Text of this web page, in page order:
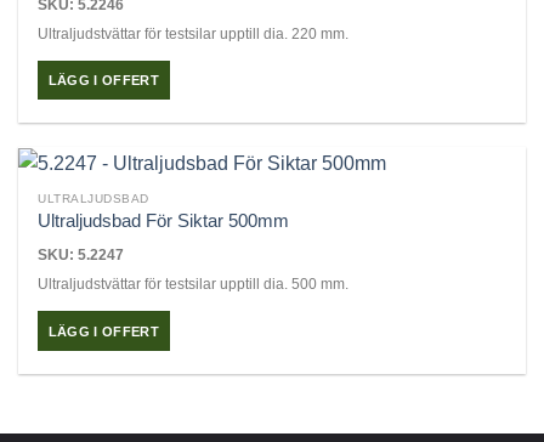
SKU: 5.2246
Ultraljudstvättar för testsilar upptill dia. 220 mm.
LÄGG I OFFERT
ULTRALJUDSBAD
Ultraljudsbad För Siktar 500mm
SKU: 5.2247
Ultraljudstvättar för testsilar upptill dia. 500 mm.
LÄGG I OFFERT